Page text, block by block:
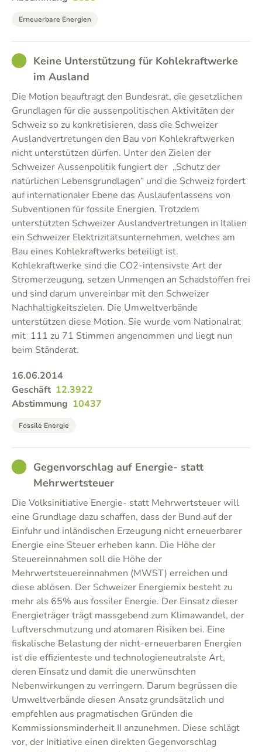
Erneuerbare Energien
GOODKeine Unterstützung für Kohlekraftwerke
im Ausland
Die Motion beauftragt den Bundesrat, die gesetzlichen
Grundlagen für die aussenpolitischen Aktivitäten der
Schweiz so zu konkretisieren, dass die Schweizer
Auslandvertretungen den Bau von Kohlekraftwerken
nicht unterstützen dürfen. Unter den Zielen der
Schweizer Aussenpolitik fungiert der „Schutz der
natürlichen Lebensgrundlagen“ und die Schweiz fordert
auf internationaler Ebene das Auslaufenlassens von
Subventionen für fossile Energien. Trotzdem
unterstützten Schweizer Auslandvertretungen in Italien
ein Schweizer Elektrizitätsunternehmen, welches am
Bau eines Kohlekraftwerks beteiligt ist.
Kohlekraftwerke sind die CO2-intensivste Art der
Stromerzeugung, setzen Unmengen an Schadstoffen frei
und sind darum unvereinbar mit den Schweizer
Nachhaltigkeitszielen. Die Umweltverbände
unterstützen diese Motion. Sie wurde vom Nationalrat
mit 111 zu 71 Stimmen angenommen und liegt nun
beim Ständerat.
16.06.2014
Geschäft 12.3922
Abstimmung 10437
Fossile Energie
GOODGegenvorschlag auf Energie- statt
Mehrwertsteuer
Die Volksinitiative Energie- statt Mehrwertsteuer will
eine Grundlage dazu schaffen, dass der Bund auf der
Einfuhr und inländischen Erzeugung nicht erneuerbarer
Energie eine Steuer erheben kann. Die Höhe der
Steuereinnahmen soll die Höhe der
Mehrwertsteuereinnahmen (MWST) erreichen und
diese ablösen. Der Schweizer Energiemix besteht zu
mehr als 65% aus fossiler Energie. Der Einsatz dieser
Energieträger trägt massgebend zum Klimawandel, der
Luftverschmutzung und atomaren Risiken bei. Eine
fiskalische Belastung der nicht-erneuerbaren Energien
ist die effizienteste und technologieneutralste Art,
deren Einsatz und damit die unerwünschten
Nebenwirkungen zu verringern. Darum begrüssen die
Umweltverbände diesen Ansatz grundsätzlich und
empfehlen aus pragmatischen Gründen die
Kommissionsminderheit II anzunehmen. Diese schlägt
vor, der Initiative einen direkten Gegenvorschlag